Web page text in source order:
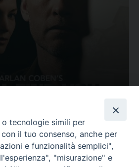
Carcere...
tecnologie simili per
il tuo consenso, anche per
e funzionalità semplici",
"misurazione" e